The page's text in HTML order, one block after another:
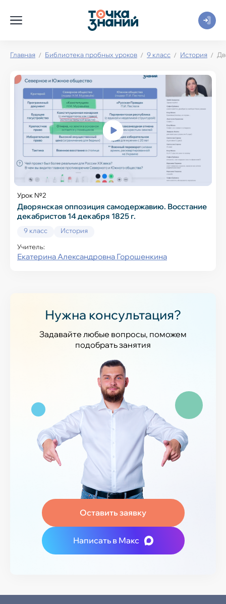
Главная Библиотека пробных уроков 9 класс История
Урок №2
Дворянская оппозиция самодержавию. Восстание
декабристов 14 декабря 1825 г.
9 класс
История
Учитель:
Екатерина Александровна Горошенкина
Нужна консультация?
Задавайте любые вопросы, поможем
подобрать занятия
Оставить заявку
Написать в Макс